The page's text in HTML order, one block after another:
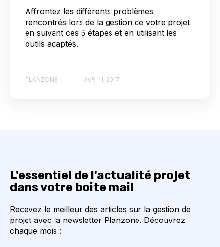
Affrontez les différents problèmes
rencontrés lors de la gestion de votre projet
en suivant ces 5 étapes et en utilisant les
outils adaptés.
PLANZONE AVR. 11, 2017
L'essentiel de l'actualité projet
dans votre boite mail
Recevez le meilleur des articles sur la gestion de
projet avec la newsletter Planzone. Découvrez
chaque mois :